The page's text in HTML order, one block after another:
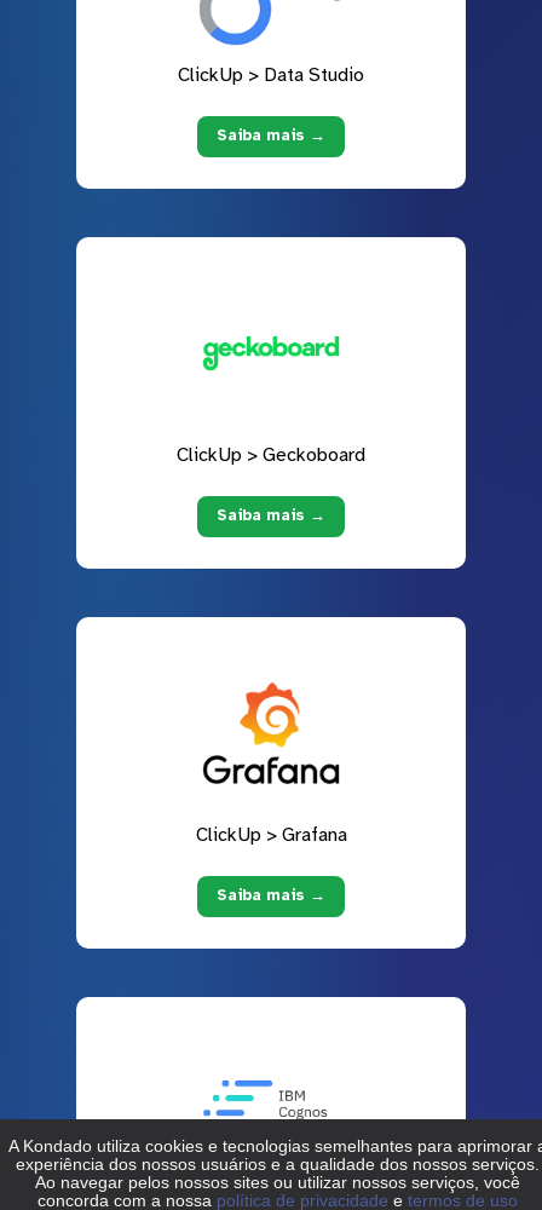
ClickUp > Data Studio
Saiba mais →
ClickUp > Geckoboard
Saiba mais →
ClickUp > Grafana
Saiba mais →